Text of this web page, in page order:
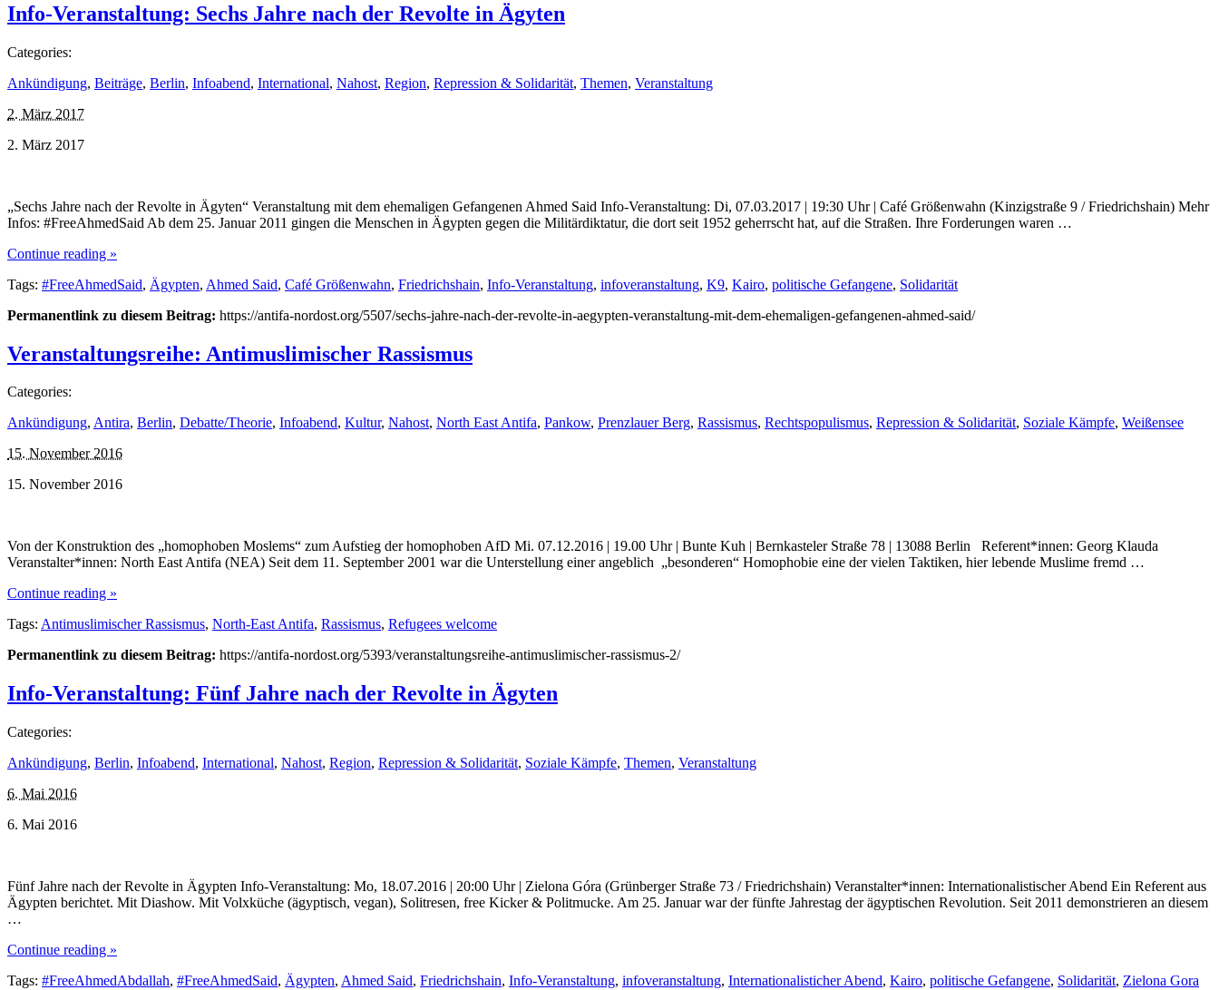
Info-Veranstaltung: Sechs Jahre nach der Revolte in Ägyten
Categories:
Ankündigung, Beiträge, Berlin, Infoabend, International, Nahost, Region, Repression & Solidarität, Themen, Veranstaltung
2. März 2017
2. März 2017
„Sechs Jahre nach der Revolte in Ägyten“ Veranstaltung mit dem ehemaligen Gefangenen Ahmed Said Info-Veranstaltung: Di, 07.03.2017 | 19:30 Uhr | Café Größenwahn (Kinzigstraße 9 / Friedrichshain) Mehr
Infos: #FreeAhmedSaid Ab dem 25. Januar 2011 gingen die Menschen in Ägypten gegen die Militärdiktatur, die dort seit 1952 geherrscht hat, auf die Straßen. Ihre Forderungen waren …
Continue reading »
Tags: #FreeAhmedSaid, Ägypten, Ahmed Said, Café Größenwahn, Friedrichshain, Info-Veranstaltung, infoveranstaltung, K9, Kairo, politische Gefangene, Solidarität
Permanentlink zu diesem Beitrag: https://antifa-nordost.org/5507/sechs-jahre-nach-der-revolte-in-aegypten-veranstaltung-mit-dem-ehemaligen-gefangenen-ahmed-said/
Veranstaltungsreihe: Antimuslimischer Rassismus
Categories:
Ankündigung, Antira, Berlin, Debatte/Theorie, Infoabend, Kultur, Nahost, North East Antifa, Pankow, Prenzlauer Berg, Rassismus, Rechtspopulismus, Repression & Solidarität, Soziale Kämpfe, Weißensee
15. November 2016
15. November 2016
Von der Konstruktion des „homophoben Moslems“ zum Aufstieg der homophoben AfD Mi. 07.12.2016 | 19.00 Uhr | Bunte Kuh | Bernkasteler Straße 78 | 13088 Berlin Referent*innen: Georg Klauda
Veranstalter*innen: North East Antifa (NEA) Seit dem 11. September 2001 war die Unterstellung einer angeblich „besonderen“ Homophobie eine der vielen Taktiken, hier lebende Muslime fremd …
Continue reading »
Tags: Antimuslimischer Rassismus, North-East Antifa, Rassismus, Refugees welcome
Permanentlink zu diesem Beitrag: https://antifa-nordost.org/5393/veranstaltungsreihe-antimuslimischer-rassismus-2/
Info-Veranstaltung: Fünf Jahre nach der Revolte in Ägyten
Categories:
Ankündigung, Berlin, Infoabend, International, Nahost, Region, Repression & Solidarität, Soziale Kämpfe, Themen, Veranstaltung
6. Mai 2016
6. Mai 2016
Fünf Jahre nach der Revolte in Ägypten Info-Veranstaltung: Mo, 18.07.2016 | 20:00 Uhr | Zielona Góra (Grünberger Straße 73 / Friedrichshain) Veranstalter*innen: Internationalistischer Abend Ein Referent aus
Ägypten berichtet. Mit Diashow. Mit Volxküche (ägyptisch, vegan), Solitresen, free Kicker & Politmucke. Am 25. Januar war der fünfte Jahrestag der ägyptischen Revolution. Seit 2011 demonstrieren an diesem
…
Continue reading »
Tags: #FreeAhmedAbdallah, #FreeAhmedSaid, Ägypten, Ahmed Said, Friedrichshain, Info-Veranstaltung, infoveranstaltung, Internationalisticher Abend, Kairo, politische Gefangene, Solidarität, Zielona Gora